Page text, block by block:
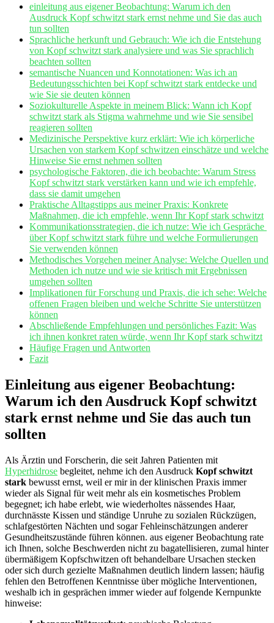
einleitung⁣ aus eigener Beobachtung: Warum ich den
Ausdruck Kopf schwitzt stark ernst nehme und Sie das auch
tun sollten
Sprachliche ⁤herkunft und Gebrauch: Wie ich die Entstehung
von Kopf schwitzt stark ⁤analysiere und was Sie sprachlich
beachten sollten
semantische ⁣Nuancen und​ Konnotationen: Was ich ‌an
Bedeutungsschichten bei Kopf schwitzt stark entdecke und
wie Sie sie deuten können
Soziokulturelle Aspekte in meinem Blick: Wann ich Kopf
schwitzt stark als​ Stigma ⁢wahrnehme und wie Sie sensibel
reagieren sollten
Medizinische Perspektive‌ kurz erklärt: Wie ich körperliche
Ursachen von starkem Kopf schwitzen einschätze ⁢und welche
Hinweise Sie ernst nehmen⁤ sollten
psychologische Faktoren, die‍ ich beobachte: Warum Stress
Kopf schwitzt ‌stark verstärken kann und wie ich empfehle,
dass ⁢sie damit umgehen
Praktische Alltagstipps aus meiner Praxis: Konkrete
Maßnahmen, die ich empfehle, wenn‌ Ihr Kopf stark schwitzt
Kommunikationsstrategien, die ich nutze: Wie ich Gespräche ​
über Kopf schwitzt stark führe⁤ und welche Formulierungen‍
Sie verwenden können
Methodisches Vorgehen meiner Analyse: Welche Quellen und
Methoden ich nutze und wie sie kritisch mit Ergebnissen
umgehen sollten
Implikationen für Forschung und Praxis, die ich sehe: Welche
offenen ​Fragen bleiben und welche Schritte Sie ​unterstützen
können
Abschließende Empfehlungen und persönliches Fazit: Was
ich ihnen konkret raten würde, ‌wenn Ihr Kopf ‌stark schwitzt
Häufige Fragen und Antworten
Fazit
Einleitung aus eigener Beobachtung:
Warum ich den Ausdruck‌ Kopf schwitzt
stark ernst nehme und Sie das auch tun
sollten
Als Ärztin und Forscherin, die seit Jahren Patienten mit
Hyperhidrose begleitet, nehme ich den Ausdruck Kopf schwitzt
stark bewusst ernst, weil er mir‍ in der klinischen Praxis immer
wieder als Signal für weit mehr als ein kosmetisches Problem
begegnet;⁤ ich habe erlebt, wie wiederholtes nässendes Haar,
durchnässte Kissen und ständige Unruhe zu sozialen Rückzügen,
schlafgestörten Nächten und sogar Fehleinschätzungen anderer
Gesundheitszustände führen können. aus eigener Beobachtung rate
ich Ihnen, solche Beschwerden nicht zu bagatellisieren, zumal hinter
übermäßigem Kopfschwitzen oft behandelbare Ursachen stecken
oder sich durch gezielte Maßnahmen deutlich lindern lassen;⁢ häufig
fehlen den Betroffenen Kenntnisse über‍ mögliche Interventionen,
weshalb ich in gesprächen immer ​wieder‍ auf folgende Kernpunkte
hinweise: